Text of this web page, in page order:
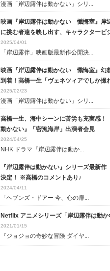
漫画「岸辺露伴は動かない」シリ...
映画『岸辺露伴は動かない 懺悔室』岸
に挑む者達を映し出す、キャラクタービ
2025/04/01
「岸辺露伴」映画版最新作公開決...
映画『岸辺露伴は動かない 懺悔室』幻
到着！高橋一生「ヴェネツィアでしか撮
2025/02/23
漫画「岸辺露伴は動かない」シリ...
高橋一生、海中シーンに苦労も充実感
動かない』「密漁海岸」出演者会見
2024/04/25
NHK ドラマ『岸辺露伴は動か...
『岸辺露伴は動かない』シリーズ最新
決定！ ※高橋のコメントあり♪
2024/04/11
「ヘブンズ・ドアー 今、心の扉...
Netflix アニメシリーズ「岸辺露伴は動
2021/01/15
『ジョジョの奇妙な冒険 ダイヤ...